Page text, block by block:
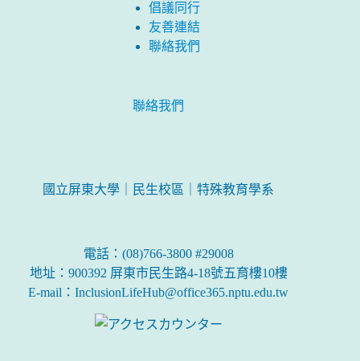
倡議同行
友善連結
聯絡我們
聯絡我們
國立屏東大學｜民生校區｜特殊教育學系
電話：(08)766-3800 #29008
地址：900392 屏東市民生路4-18號五育樓10樓
E-mail：InclusionLifeHub@office365.nptu.edu.tw